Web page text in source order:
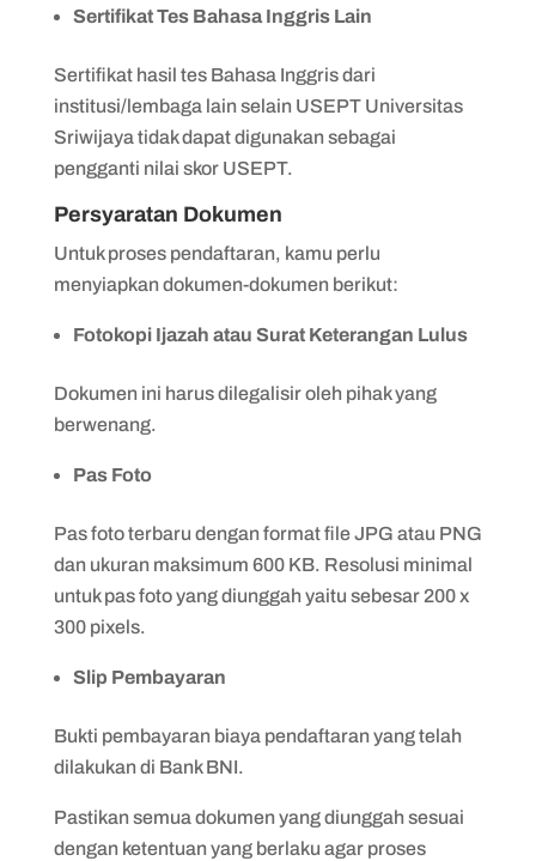
Sertifikat Tes Bahasa Inggris Lain
Sertifikat hasil tes Bahasa Inggris dari
institusi/lembaga lain selain USEPT Universitas
Sriwijaya tidak dapat digunakan sebagai
pengganti nilai skor USEPT.
Persyaratan Dokumen
Untuk proses pendaftaran, kamu perlu
menyiapkan dokumen-dokumen berikut:
Fotokopi Ijazah atau Surat Keterangan Lulus
Dokumen ini harus dilegalisir oleh pihak yang
berwenang.
Pas Foto
Pas foto terbaru dengan format file JPG atau PNG
dan ukuran maksimum 600 KB. Resolusi minimal
untuk pas foto yang diunggah yaitu sebesar 200 x
300 pixels.
Slip Pembayaran
Bukti pembayaran biaya pendaftaran yang telah
dilakukan di Bank BNI.
Pastikan semua dokumen yang diunggah sesuai
dengan ketentuan yang berlaku agar proses